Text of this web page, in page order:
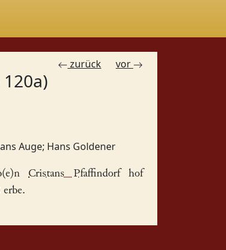
zurück vor
Auge; Hans Goldener
Cristans Pfaffindorf
hof